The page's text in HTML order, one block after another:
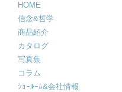
HOME
信念&哲学
商品紹介
カタログ
写真集
コラム
ｼｮｰﾙｰﾑ&会社情報